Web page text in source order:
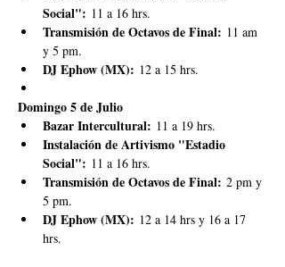
Social": 11 a 16 hrs.
Transmisión de Octavos de Final: 11 am
y 5 pm.
DJ Ephow (MX): 12 a 15 hrs.
Domingo 5 de Julio
Bazar Intercultural: 11 a 19 hrs.
Instalación de Artivismo "Estadio
Social": 11 a 16 hrs.
Transmisión de Octavos de Final: 2 pm y
5 pm.
DJ Ephow (MX): 12 a 14 hrs y 16 a 17
hrs.